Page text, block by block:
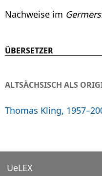
Nachweise im
ÜBERSETZER
ALTSÄCHSISCH ALS
Thomas Kling,
UeLEX